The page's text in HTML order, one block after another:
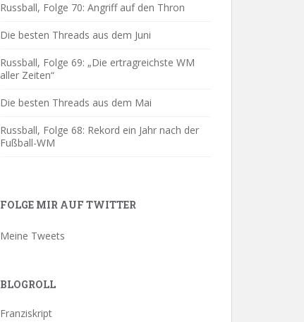
Russball, Folge 70: Angriff auf den Thron
Die besten Threads aus dem Juni
Russball, Folge 69: „Die ertragreichste WM
aller Zeiten“
Die besten Threads aus dem Mai
Russball, Folge 68: Rekord ein Jahr nach der
Fußball-WM
FOLGE MIR AUF TWITTER
Meine Tweets
BLOGROLL
Franziskript